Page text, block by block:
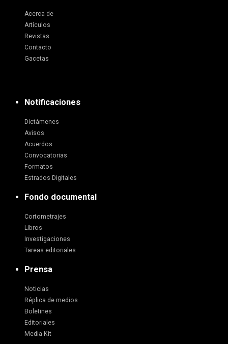
Acerca de
Artículos
Revistas
Contacto
Gacetas
Notificaciones
Dictámenes
Avisos
Acuerdos
Convocatorias
Formatos
Estrados Digitales
Fondo documental
Cortometrajes
Libros
Investigaciones
Tareas editoriales
Prensa
Noticias
Réplica de medios
Boletines
Editoriales
Media Kit